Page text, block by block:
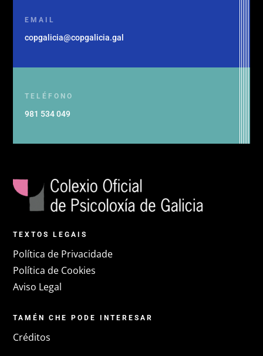
EMAIL
copgalicia@copgalicia.gal
TELÉFONO
981 534 049
TEXTOS LEGAIS
Política de Privacidade
Política de Cookies
Aviso Legal
TAMÉN CHE PODE INTERESAR
Créditos